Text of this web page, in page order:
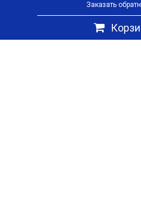
Заказать